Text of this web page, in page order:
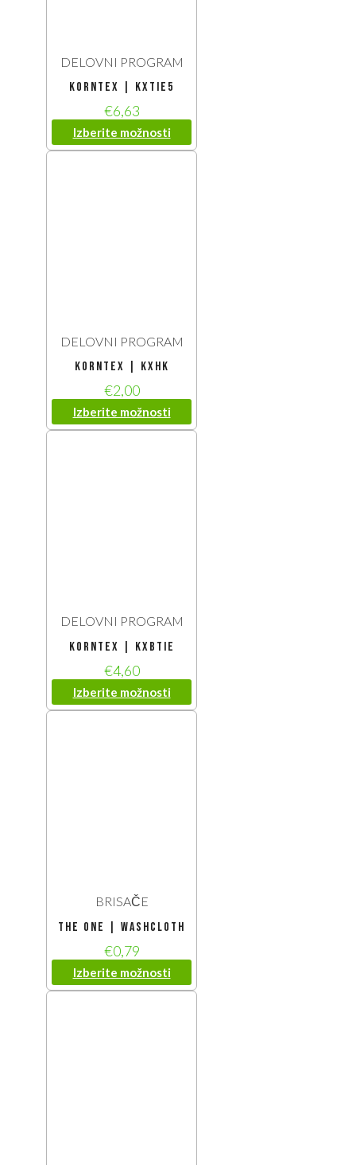
DELOVNI PROGRAM
Korntex | KXTIE5
€6,63
Izberite možnosti
DELOVNI PROGRAM
Korntex | KXHK
€2,00
Izberite možnosti
DELOVNI PROGRAM
Korntex | KXBTIE
€4,60
Izberite možnosti
BRISAČE
The One | Washcloth
€0,79
Izberite možnosti